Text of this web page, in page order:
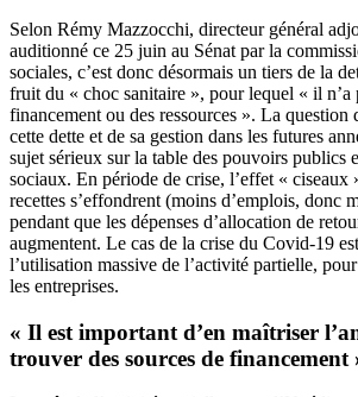
Selon Rémy Mazzocchi, directeur général
auditionné ce 25 juin au Sénat par la
sociales, c’est donc désormais un tiers de la
fruit du « choc sanitaire », pour lequel « il n’a
financement ou des ressources ». La question
cette dette et de sa gestion dans les futures
sujet sérieux sur la table des pouvoirs publics
sociaux. En période de crise, l’effet « ciseaux
recettes s’effondrent (moins d’emplois, donc
pendant que les dépenses d’allocation de
augmentent. Le cas de la crise du Covid-19
l’utilisation massive de l’activité partielle,
les entreprises.
« Il est important d’en maîtriser
trouver des sources de financement